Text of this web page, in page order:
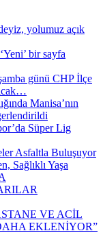
yolumuz açık
bir sayfa
günü CHP İlçe
Manisa’nın
Süper Lig
Asfaltla Buluşuyor
Sağlıklı Yaşa
VE ACİL
EKLENİYOR”